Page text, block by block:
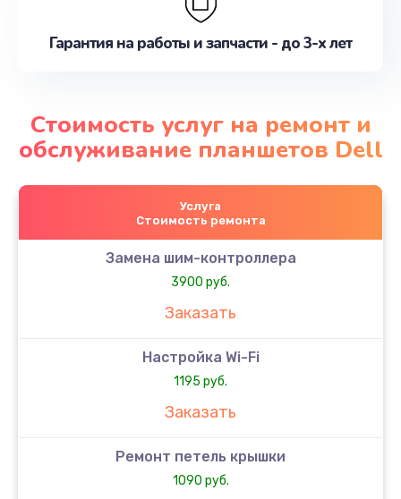
Гарантия на работы и запчасти - до 3-х лет
Стоимость услуг на ремонт и
обслуживание планшетов Dell
Услуга
Стоимость ремонта
Замена шим-контроллера
3900 руб.
Заказать
Настройка Wi-Fi
1195 руб.
Заказать
Ремонт петель крышки
1090 руб.